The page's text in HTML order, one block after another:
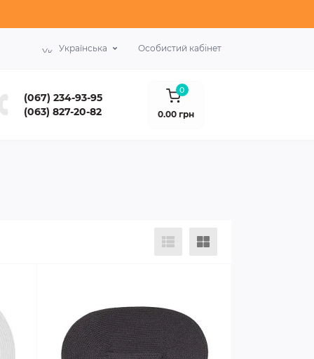
Українська Особистий кабінет
(067) 234-93-95
(063) 827-20-82
0
0.00 грн